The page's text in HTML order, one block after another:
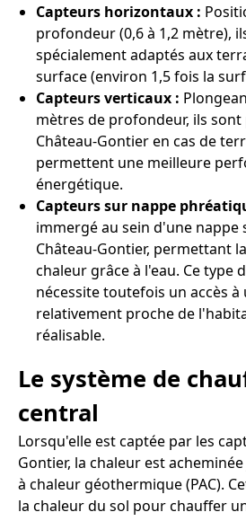
Capteurs horizontaux :
profondeur (0,6 à 1,2 mètre),
spécialement adaptés aux
surface (environ 1,5 fois la
Capteurs verticaux :
mètres de profondeur, ils sont
Château-Gontier en cas de
permettent une meilleure
énergétique.
Capteurs sur nappe
immergé au sein d'une nappe
Château-Gontier, permettant
chaleur grâce à l'eau. Ce type
nécessite toutefois un accès à
relativement proche de
réalisable.
Le système de
central
Lorsqu'elle est captée par les
Gontier, la chaleur est
à chaleur géothermique (PAC).
la chaleur du sol pour chauffer